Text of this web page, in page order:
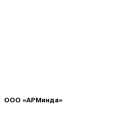
ООО «АРМинда»